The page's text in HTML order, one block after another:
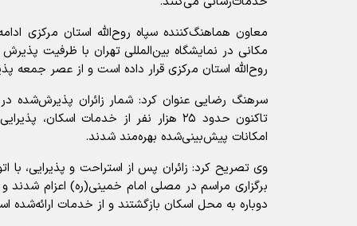
معاون هماهنگ‌کننده سپاه روح‌الله استان مرکزی
روح‌الله استان مرکزی قرار داده است و از عصر جمعه
سرهنگ رضایی عنوان کرد: شمار زائران پذیرش‌شده
تاکنون حدود ۲۵ هزار نفر از خدمات
امکانات پیش‌بینی‌شده بهره‌مند شدند.
وی تصریح کرد: زائران پس از استراحت و پذیرایی،
برگزاری مراسم در مصلی امام خمینی(ره) اعزام شدند و
دوباره به محل اسکان بازگشتند و از خدمات ارائه‌شده